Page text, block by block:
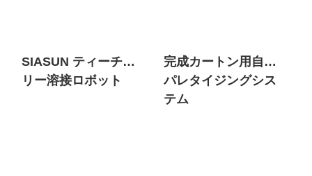
SIASUN ティーチフ
リー溶接ロボット
完成カートン用自動
パレタイジングシス
テム